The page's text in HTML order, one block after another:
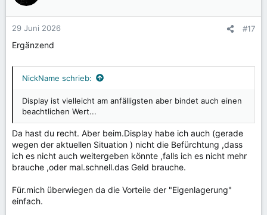
o
n
n
29 Juni 2026 #17
Ergänzend
NickName schrieb:
Display ist vielleicht am anfälligsten aber bindet auch einen
beachtlichen Wert...
Da hast du recht. Aber beim.Display habe ich auch (gerade
wegen der aktuellen Situation ) nicht die Befürchtung ,dass
ich es nicht auch weitergeben könnte ,falls ich es nicht mehr
brauche ,oder mal.schnell.das Geld brauche.
Für.mich überwiegen da die Vorteile der "Eigenlagerung"
einfach.